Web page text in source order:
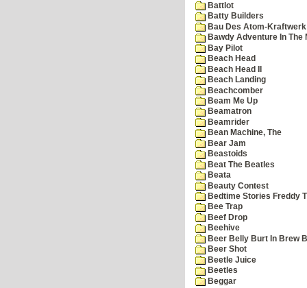
Battlot
Batty Builders
Bau Des Atom-Kraftwerk
Bawdy Adventure In The
Bay Pilot
Beach Head
Beach Head II
Beach Landing
Beachcomber
Beam Me Up
Beamatron
Beamrider
Bean Machine, The
Bear Jam
Beastoids
Beat The Beatles
Beata
Beauty Contest
Bedtime Stories Freddy
Bee Trap
Beef Drop
Beehive
Beer Belly Burt In Brew
Beer Shot
Beetle Juice
Beetles
Beggar